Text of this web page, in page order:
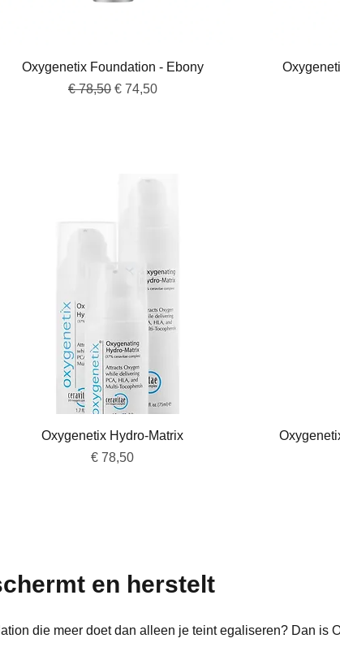
en herstelt
die meer doet dan alleen je teint egaliseren? Dan is
Snel overzicht
Oxygenetix Foundation - Ebony
Normale prijs
€ 78,50 Verkoopprijs
€ 74,50
Snel overzicht
Oxygenetix Hydro-Matrix
Prijs
€ 78,50